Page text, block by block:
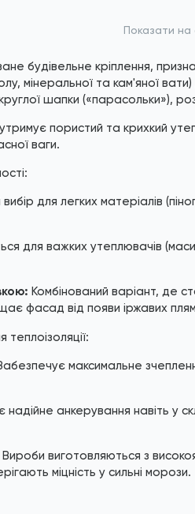
Показати на
будівельне кріплення,
мінеральної та кам'яної вати)
шапки («парасольки»),
пористий та крихкий
ваги.
для легких матеріалів
для важких утеплювачів
Комбінований варіант, де
фасад від появи іржавих
максимальне
надійне анкерування навіть у
Вироби виготовляються з
міцність у сильні морози.